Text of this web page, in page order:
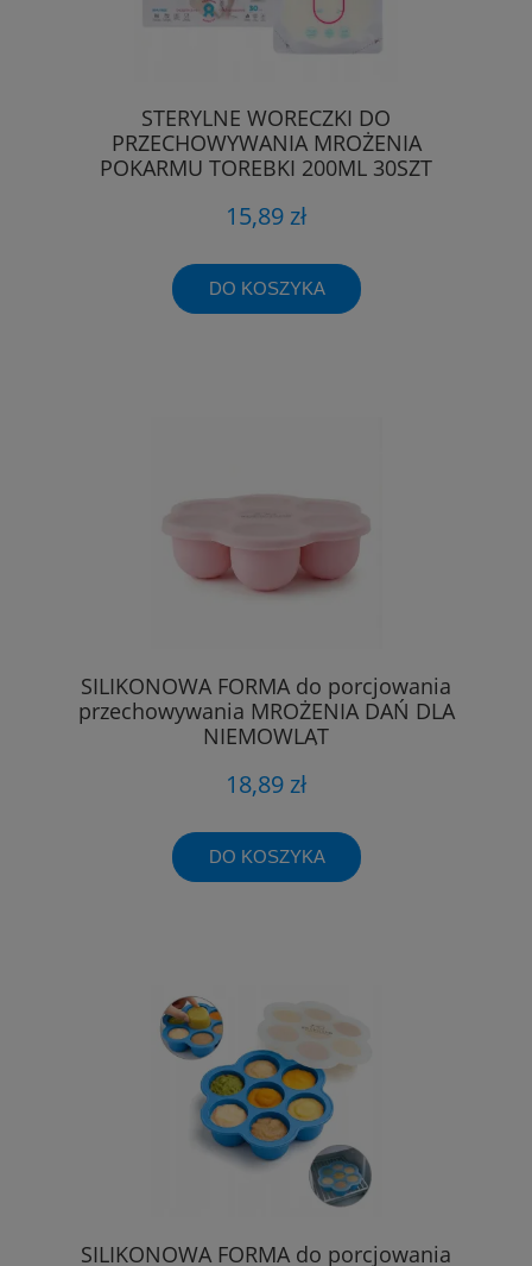
STERYLNE WORECZKI DO
PRZECHOWYWANIA MROŻENIA
POKARMU TOREBKI 200ML 30SZT
15,89 zł
DO KOSZYKA
SILIKONOWA FORMA do porcjowania
przechowywania MROŻENIA DAŃ DLA
NIEMOWLĄT
18,89 zł
DO KOSZYKA
SILIKONOWA FORMA do porcjowania